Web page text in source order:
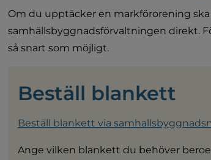
Om du upptäcker en markförorening
samhällsbyggnadsförvaltningen direkt.
så snart som möjligt.
Beställ blankett
Beställ blankett via
Ange vilken blankett du behöver